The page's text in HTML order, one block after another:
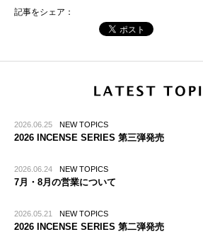
記事をシェア：
2026.06.25 NEW TOPICS
2026 INCENSE SERIES 第三弾発売
2026.06.24 NEW TOPICS
7月・8月の営業について
2026.05.21 NEW TOPICS
2026 INCENSE SERIES 第二弾発売